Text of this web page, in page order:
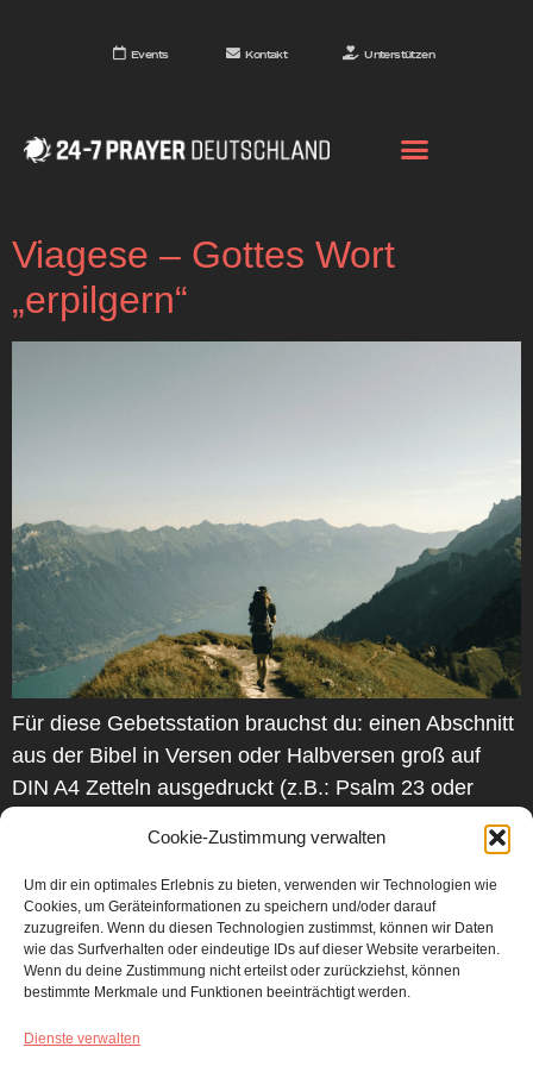
Cookie-Zustimmung verwalten
Um dir ein optimales Erlebnis zu bieten, verwenden wir Technologien wie
Cookies, um Geräteinformationen zu speichern und/oder darauf
zuzugreifen. Wenn du diesen Technologien zustimmst, können wir Daten
wie das Surfverhalten oder eindeutige IDs auf dieser Website verarbeiten.
Wenn du deine Zustimmung nicht erteilst oder zurückziehst, können
bestimmte Merkmale und Funktionen beeinträchtigt werden.
Dienste verwalten
Events Kontakt Unterstützen
Viagese – Gottes Wort
„erpilgern“
Für diese Gebetsstation brauchst du: einen Abschnitt
aus der Bibel in Versen oder Halbversen groß auf
DIN A4 Zetteln ausgedruckt (z.B.: Psalm 23 oder
kann die ausgedruckte Anleitung Vorbereitung:
Suche einen für deinen Gebetsraum passenden
Abschnitt in der Bibel aus – sehr gut geeignet […]